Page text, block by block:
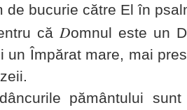
de bucurie către El în
că Domnul este un
un Împărat mare, mai
pământului